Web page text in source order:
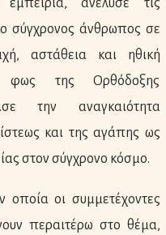
ανέλυσε τις
ο σύγχρονος άνθρωπος σε
αστάθεια και ηθική
της Ορθόδοξης
την αναγκαιότητα
και της αγάπης ως
στον σύγχρονο κόσμο.
οποία οι συμμετέχοντες
περαιτέρω στο θέμα,